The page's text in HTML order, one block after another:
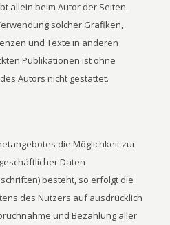
allein beim Autor der Seiten.
solcher Grafiken,
und Texte in anderen
Publikationen ist ohne
Autors nicht gestattet.
die Möglichkeit zur
Daten
besteht, so erfolgt die
des Nutzers auf ausdrücklich
und Bezahlung aller